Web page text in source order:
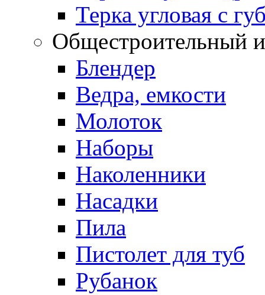
Терка угловая с
Общестроительный
Блендер
Ведра, емкости
Молоток
Наборы
Наколенники
Насадки
Пила
Пистолет для туб
Рубанок